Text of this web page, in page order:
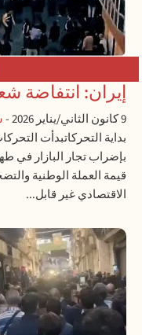
إيران: انتفاضة
9 كانون الثاني/يناير 2026 -
بإضراب تجار البازار في
قيمة العملة الوطنية
الاقتصادي غير قابل...